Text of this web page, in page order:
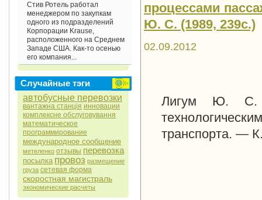
Стив Ротель работал
менеджером по закупкам
одного из подразделений
Корпорации Krause,
расположенного на Среднем
Западе США. Как-то осенью
его компания...
Случайные тэги
автобусные перевозки
вантажна станція инновации
комплексне обслуговування
математическое
программирование
международное сообщение
метеленко отзывы перевозка
посылка провоз размещение
груза сетевая форма
скоростная магистраль
экономические расчеты
процессами
Ю. С. (1989, 239с.)
02.09.2012
Лигум Ю. С.
транспорта. —